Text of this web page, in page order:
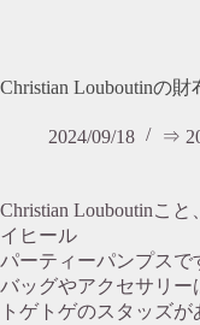
Christian Louboutinの
2024/09/18 ⇒
Christian Louboutinこ
イヒール
パーティーパンプスで
バッグやアクセサリー
トゲトゲのスタッズが